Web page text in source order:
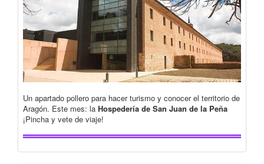
Un apartado pollero para hacer turismo y conocer el territorio de
Aragón. Este mes: la Hospedería de San Juan de la Peña
¡Pincha y vete de viaje!